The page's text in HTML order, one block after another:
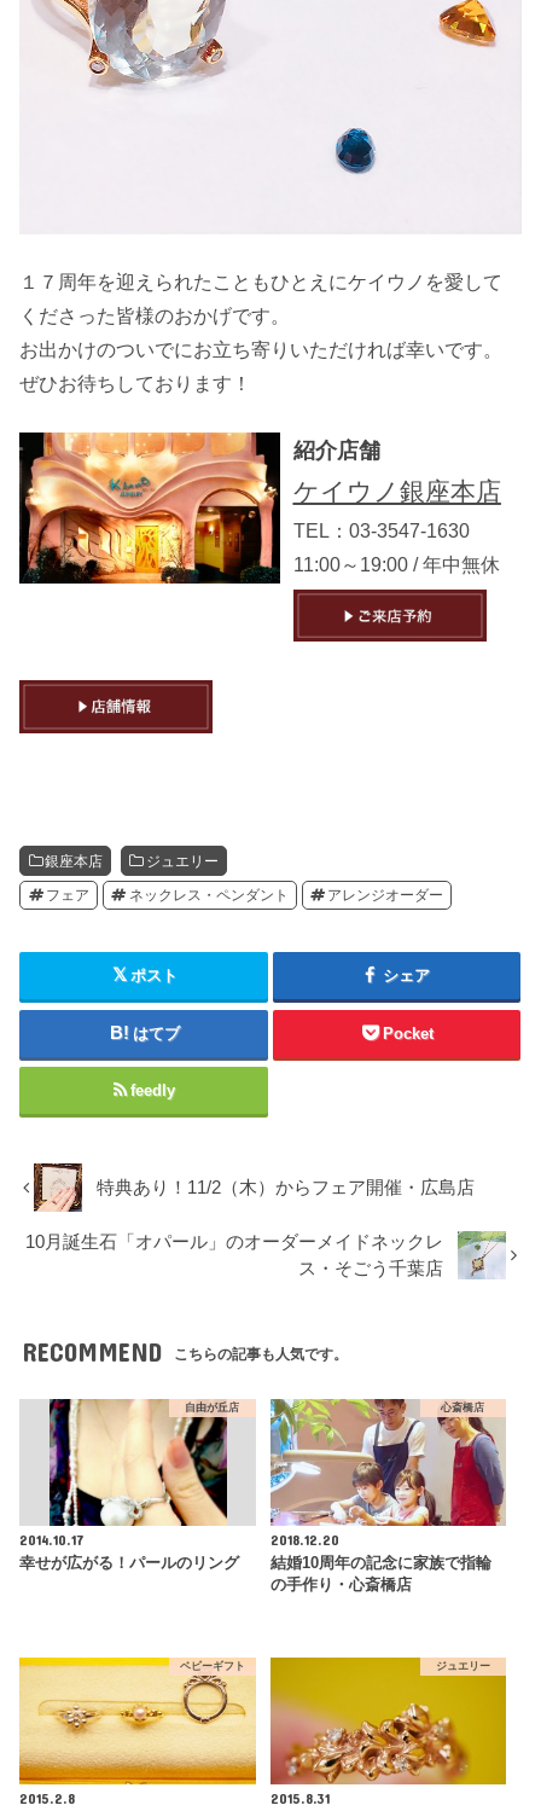
１７周年を迎えられたこともひとえにケイウノを愛して
くださった皆様のおかげです。
お出かけのついでにお立ち寄りいただければ幸いです。
ぜひお待ちしております！
紹介店舗
ケイウノ銀座本店
TEL：03-3547-1630
11:00～19:00 / 年中無休
銀座本店 ジュエリー
フェア ネックレス・ペンダント アレンジオーダー
ポスト シェア
はてブ Pocket
feedly
特典あり！11/2（木）からフェア開催・広島店
10月誕生石「オパール」のオーダーメイドネックレ
ス・そごう千葉店
RECOMMEND こちらの記事も人気です。
自由が丘店
2014.10.17
幸せが広がる！パールのリング
心斎橋店
2018.12.20
結婚10周年の記念に家族で指輪
の手作り・心斎橋店
ベビーギフト
2015.2.8
ジュエリー
2015.8.31